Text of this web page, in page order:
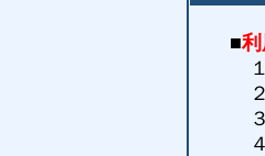
■
１．
２．
３．
４．